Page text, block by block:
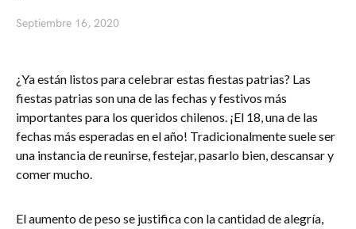
Septiembre 16, 2020
¿Ya están listos para celebrar estas fiestas patrias? Las
fiestas patrias son una de las fechas y festivos más
importantes para los queridos chilenos. ¡El 18, una de las
fechas más esperadas en el año! Tradicionalmente suele ser
una instancia de reunirse, festejar, pasarlo bien, descansar y
comer mucho.
El aumento de peso se justifica con la cantidad de alegría,